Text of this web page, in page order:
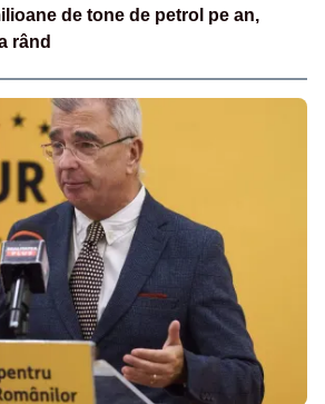
de tone de petrol pe an,
rând